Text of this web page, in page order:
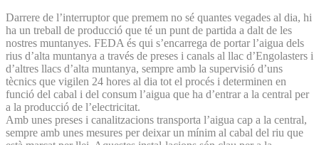
Darrere de l’interruptor que premem no sé quantes vegades al dia, hi
ha un treball de producció que té un punt de partida a dalt de les
nostres muntanyes. FEDA és qui s’encarrega de portar l’aigua dels
rius d’alta muntanya a través de preses i canals al llac d’Engolasters i
d’altres llacs d’alta muntanya, sempre amb la supervisió d’uns
tècnics que vigilen 24 hores al dia tot el procés i determinen en
funció del cabal i del consum l’aigua que ha d’entrar a la central per
a la producció de l’electricitat.
Amb unes preses i canalitzacions transporta l’aigua cap a la central,
sempre amb unes mesures per deixar un mínim al cabal del riu que